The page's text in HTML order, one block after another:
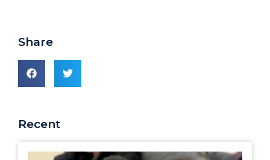
Share
Recent